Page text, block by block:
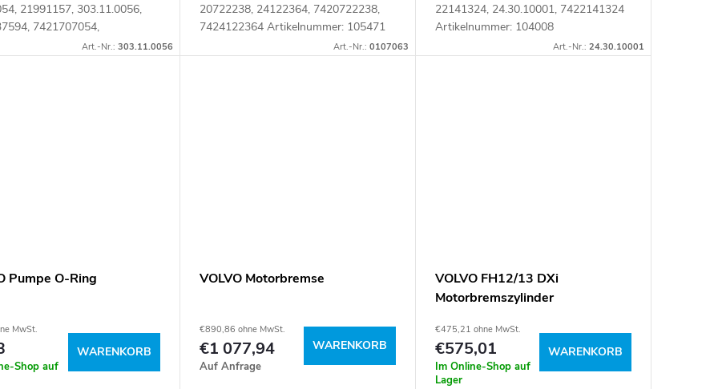
21991157, 303.11.0056,
7421707054,
7423532368Art.-Nr.: 303.11.0056
20722238, 24122364, 7420722238,
7424122364 Artikelnummer: 105471
Art.-Nr.: 0107063
22141324, 24.30.10001, 7422141324
Artikelnummer: 104008
Art.-Nr.: 24.30.10001
Pumpe O-Ring
MwSt.
Shop auf
WARENKORB
VOLVO Motorbremse
€890,86 ohne MwSt.
€1 077,94
Auf Anfrage
WARENKORB
VOLVO FH12/13 DXi
Motorbremszylinder
€475,21 ohne MwSt.
€575,01
Im Online-Shop auf
Lager
WARENKORB